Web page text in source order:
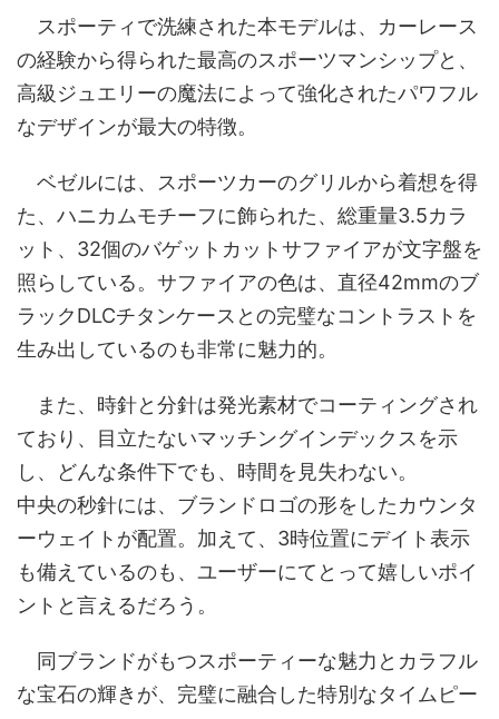
スポーティで洗練された本モデルは、カーレース
の経験から得られた最高のスポーツマンシップと、
高級ジュエリーの魔法によって強化されたパワフル
なデザインが最大の特徴。
ベゼルには、スポーツカーのグリルから着想を得
た、ハニカムモチーフに飾られた、総重量3.5カラ
ット、32個のバゲットカットサファイアが文字盤を
照らしている。サファイアの色は、直径42mmのブ
ラックDLCチタンケースとの完璧なコントラストを
生み出しているのも非常に魅力的。
また、時針と分針は発光素材でコーティングされ
ており、目立たないマッチングインデックスを示
し、どんな条件下でも、時間を見失わない。
中央の秒針には、ブランドロゴの形をしたカウンタ
ーウェイトが配置。加えて、3時位置にデイト表示
も備えているのも、ユーザーにてとって嬉しいポイ
ントと言えるだろう。
同ブランドがもつスポーティーな魅力とカラフル
な宝石の輝きが、完璧に融合した特別なタイムピー